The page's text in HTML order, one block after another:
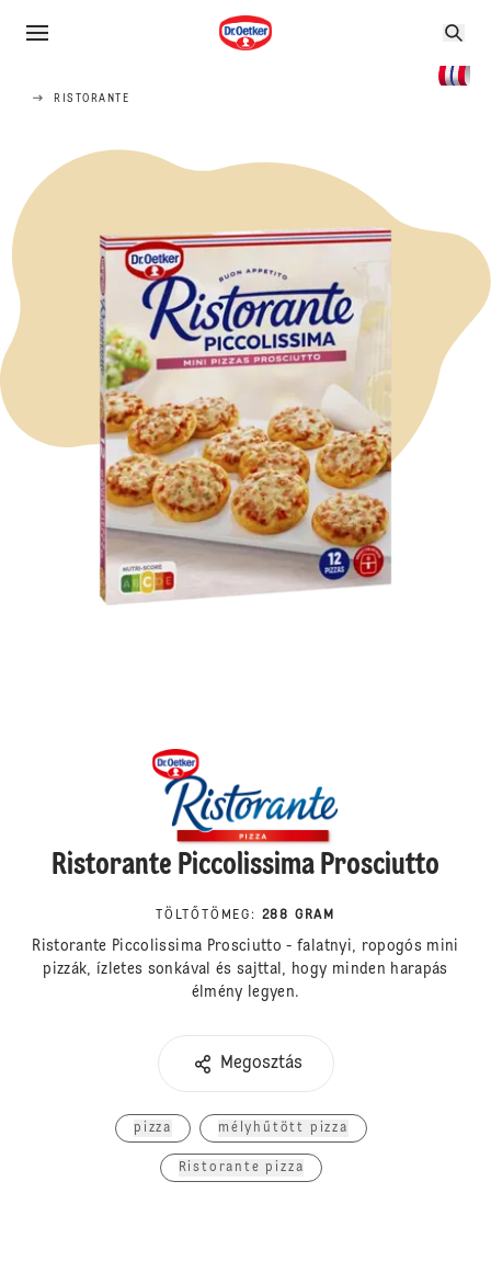
RISTORANTE
Ristorante Piccolissima Prosciutto
TÖLTŐTÖMEG : 288 GRAM
Ristorante Piccolissima Prosciutto - falatnyi, ropogós mini
pizzák, ízletes sonkával és sajttal, hogy minden harapás
élmény legyen.
Megosztás
pizza mélyhűtött pizza
Ristorante pizza